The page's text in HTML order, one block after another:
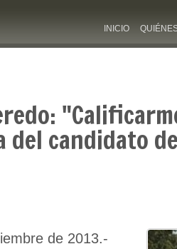
INICIO
del candidato
de 2013.-